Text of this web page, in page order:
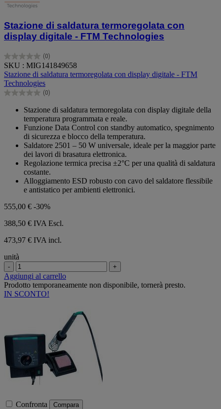
Stazione di saldatura termoregolata con
display digitale - FTM Technologies
(0)
0.0
su
5
stelle.
SKU : MIG141849658
Stazione di saldatura termoregolata con display digitale - FTM
Technologies
(0)
0.0
Stazione di saldatura termoregolata con display digitale della
temperatura programmata e reale.
Funzione Data Control con standby automatico, spegnimento
di sicurezza e blocco della temperatura.
Saldatore 2501 – 50 W universale, ideale per la maggior parte
dei lavori di brasatura elettronica.
Regolazione termica precisa ±2°C per una qualità di saldatura
costante.
Alloggiamento ESD robusto con cavo del saldatore flessibile
e antistatico per ambienti elettronici.
555,00 € -30%
388,50 € IVA Escl.
473,97 € IVA incl.
unità
- +
Aggiungi al carrello
Prodotto temporaneamente non disponibile, tornerà presto.
IN SCONTO!
Confronta Compara